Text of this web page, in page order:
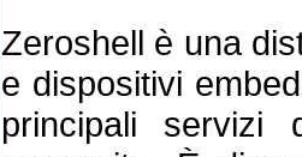
Zeroshell è una
e dispositivi
principali